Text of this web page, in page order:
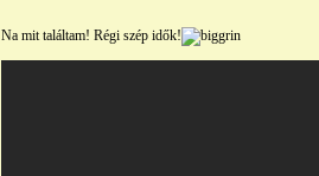
Na mit találtam! Régi szép idők!